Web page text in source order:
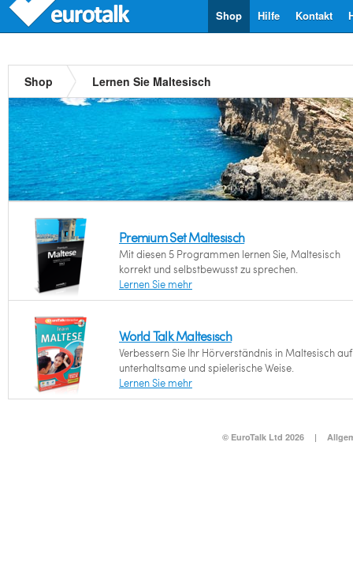
Kontakt
Hilfe
Shop
Shop Lernen Sie Maltesisch
Premium Set Maltesisch
Mit diesen 5 Programmen lernen Sie, Maltesisch
korrekt und selbstbewusst zu sprechen.
Lernen Sie mehr
World Talk Maltesisch
Verbessern Sie Ihr Hörverständnis in Maltesisch auf
unterhaltsame und spielerische Weise.
Lernen Sie mehr
© EuroTalk Ltd 2026 |